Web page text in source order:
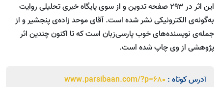
این اثر در ۲۹۳ صفحه تدوین و از سوی پایگاه خبری تحلیلی روایت
به‌گونه‌ی الکترونیکی نشر شده است. آقای موحد زاده‌ی پنجشیر و از
جمله‌ی نویسنده‌های خوب پارسی‌زبان است که تا اکنون چندین اثر
پژوهشی از وی چاپ شده است.
آدرس کوتاه : www.parsibaan.com/?p=680